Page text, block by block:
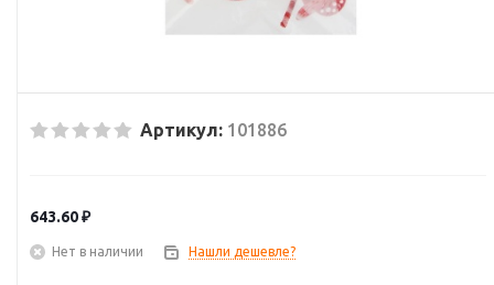
Артикул: 101886
643.60₽
Нет в наличии Нашли дешевле?